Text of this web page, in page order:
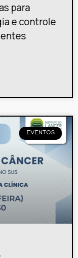
para
e controle
EVENTOS